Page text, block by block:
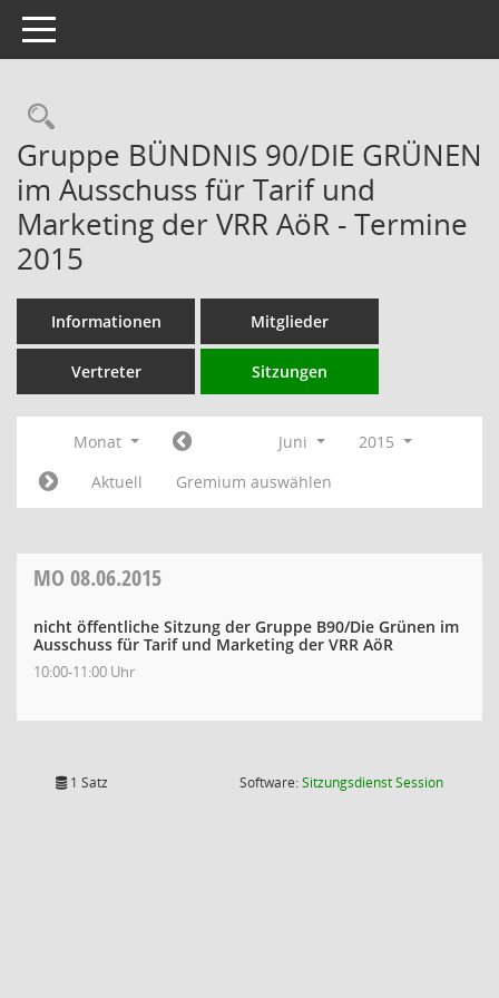
Toggle navigation
Rechercheauswahl
Gruppe BÜNDNIS 90/DIE GRÜNEN
im Ausschuss für Tarif und
Marketing der VRR AöR - Termine
2015
Informationen Mitglieder
Vertreter Sitzungen
Monat Juni
2015
Aktuell
Gremium auswählen
MO 08.06.2015
nicht öffentliche Sitzung der Gruppe B90/Die Grünen im
Ausschuss für Tarif und Marketing der VRR AöR
10:00-11:00 Uhr
1 Satz Software:SitzungsdienstSession(Wird in